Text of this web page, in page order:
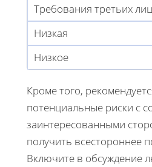
Требования третьих лиц
Низкая
Низкое
Кроме того,
потенциальные риски с
заинтересованными
получить всестороннее
Включите в обсуждение